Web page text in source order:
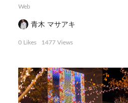
Web
青木 マサアキ
0 Likes 1477 Views